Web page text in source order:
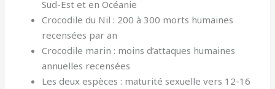
Sud-Est et en Océanie
Crocodile du Nil : 200 à 300 morts humaines
recensées par an
Crocodile marin : moins d’attaques humaines
annuelles recensées
Les deux espèces : maturité sexuelle vers 12-16